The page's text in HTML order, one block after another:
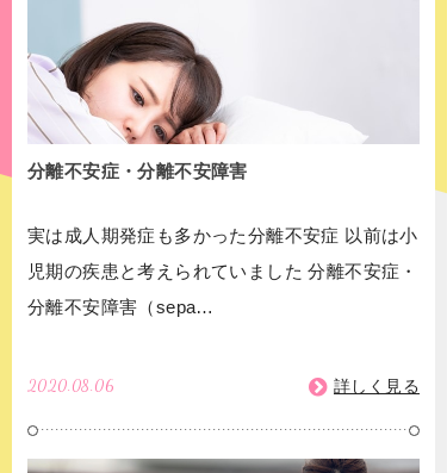
分離不安症・分離不安障害
実は成人期発症も多かった分離不安症 以前は小
児期の疾患と考えられていました 分離不安症・
分離不安障害（sepa…
2020.08.06 詳しく見る